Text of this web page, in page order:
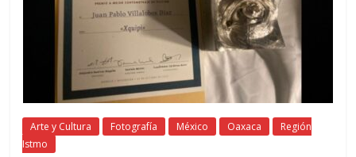
Arte y Cultura Fotografía México Oaxaca
Región
Istmo